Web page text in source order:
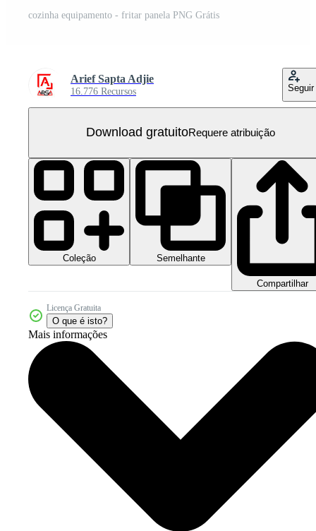
cozinha equipamento - fritar panela PNG Grátis
Arief Sapta Adjie
16.776 Recursos Seguir
Download gratuitoRequere atribuição
Coleção Semelhante
Compartilhar
Licença Gratuita
O que é isto?
Mais informações